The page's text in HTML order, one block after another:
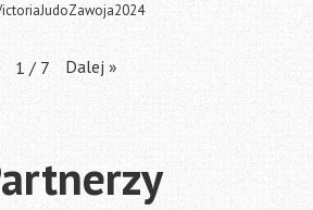
1 / 7 Dalej »